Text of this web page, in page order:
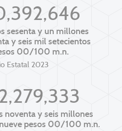
sesenta y un millones
y seis mil setecientos
00/100 m.n.
Estatal 2023
noventa y seis millones
pesos 00/100 m.n.